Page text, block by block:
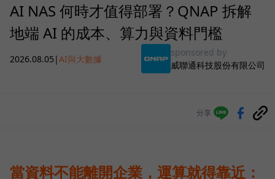
AI NAS 何時才值得部署？QNAP 拆解
地端 AI 的成本、算力與資料門檻
2026.08.05 |AI與大數據
sponsored by
威聯通科技股份有限公司
分享
當資料不能離開企業，運算就得靠近：